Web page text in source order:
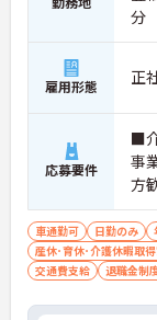
分
雇用形態 正
応募要件
■
事
方
ち
車通勤可 日勤のみ
産休･育休･介護休暇取
交通費支給
退職金制